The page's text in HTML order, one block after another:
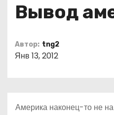
Вывод
Автор: tng2
Янв 13, 2012
Америка наконец-то не